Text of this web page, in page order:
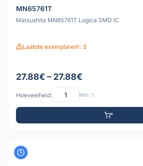
MN65761T
Matsushita MN65761T Logica SMD IC
Laatste exemplaren!: 3
27.88€ – 27.88€
Hoeveelheid: Min: 1